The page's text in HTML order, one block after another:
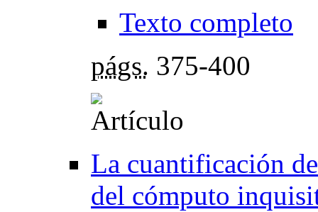
Texto completo
págs. 375-400
La cuantificación
del cómputo